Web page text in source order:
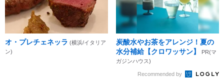
オ・プレチェネッラ (横浜/イタリア
ン)
炭酸水やお茶をアレンジ！夏の
水分補給【クロワッサン】
PR(マ
ガジンハウス)
Recommended by